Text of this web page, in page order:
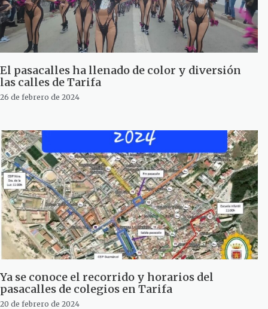
El pasacalles ha llenado de color y diversión
las calles de Tarifa
26 de febrero de 2024
Ya se conoce el recorrido y horarios del
pasacalles de colegios en Tarifa
20 de febrero de 2024